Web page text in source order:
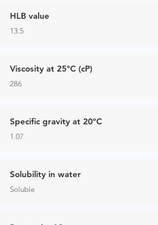
HLB value
13.5
Viscosity at 25°C (cP)
286
Specific gravity at 20°C
1.07
Solubility in water
Soluble